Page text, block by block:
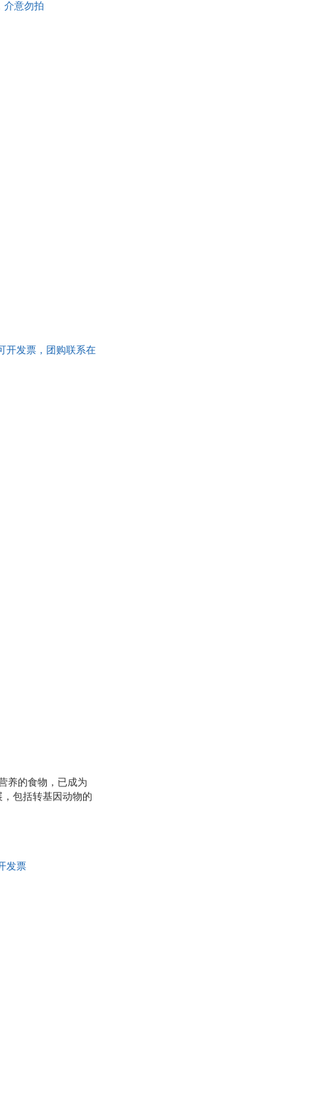
介意勿拍
开发票，团购联系在
养的食物，已成为
包括转基因动物的
系和环境的影响，
系和饲料原料利用
发票